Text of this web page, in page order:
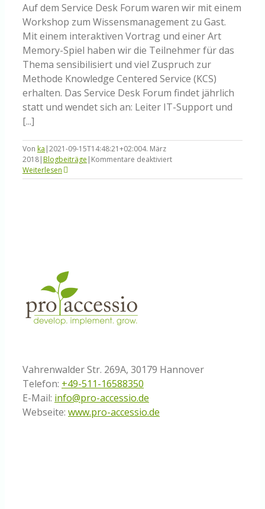
Auf dem Service Desk Forum waren wir mit einem
Workshop zum Wissensmanagement zu Gast.
Mit einem interaktiven Vortrag und einer Art
Memory-Spiel haben wir die Teilnehmer für das
Thema sensibilisiert und viel Zuspruch zur
Methode Knowledge Centered Service (KCS)
erhalten. Das Service Desk Forum findet jährlich
statt und wendet sich an: Leiter IT-Support und
[...]
Von ka |2021-09-15T14:48:21+02:004. März
2018|Blogbeiträge | Kommentare deaktiviertfür
Desk
Weiterlesen
Vahrenwalder Str. 269A, 30179 Hannover
Telefon: +49-511-16588350
E-Mail: info@pro-accessio.de
Webseite: www.pro-accessio.de